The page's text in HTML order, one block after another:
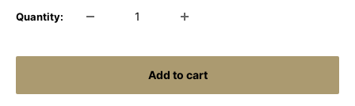
Quantity:
Add to cart